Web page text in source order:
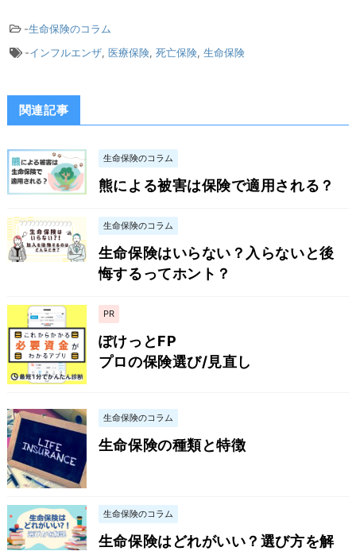
-生命保険のコラム
-インフルエンザ, 医療保険, 死亡保険, 生命保険
関連記事
生命保険のコラム
熊による被害は保険で適用される？
生命保険のコラム
生命保険はいらない？入らないと後
悔するってホント？
PR
ぽけっとFP
プロの保険選び/見直し
生命保険のコラム
生命保険の種類と特徴
生命保険のコラム
生命保険はどれがいい？選び方を解